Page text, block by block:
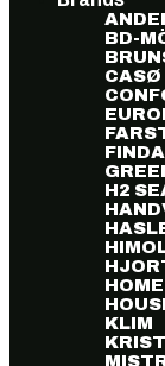
BD-
CASØ
H2
KLIM